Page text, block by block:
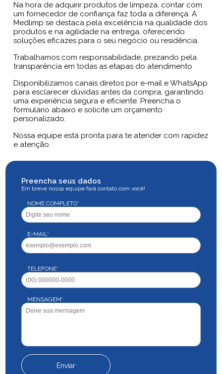
Na hora de adquirir produtos de limpeza, contar com
um fornecedor de confiança faz toda a diferença. A
Medlimp se destaca pela excelência na qualidade dos
produtos e na agilidade na entrega, oferecendo
soluções eficazes para o seu negócio ou residência.
Trabalhamos com responsabilidade, prezando pela
transparência em todas as etapas do atendimento
Disponibilizamos canais diretos por e-mail e WhatsApp
para esclarecer dúvidas antes da compra, garantindo
uma experiência segura e eficiente. Preencha o
formulário abaixo e solicite um orçamento
personalizado.
Nossa equipe está pronta para te atender com rapidez
e atenção.
Preencha seus dados
Em breve nossa equipe fará contato com você!
NOME COMPLETO*
E-MAIL*
TELEFONE*
MENSAGEM*